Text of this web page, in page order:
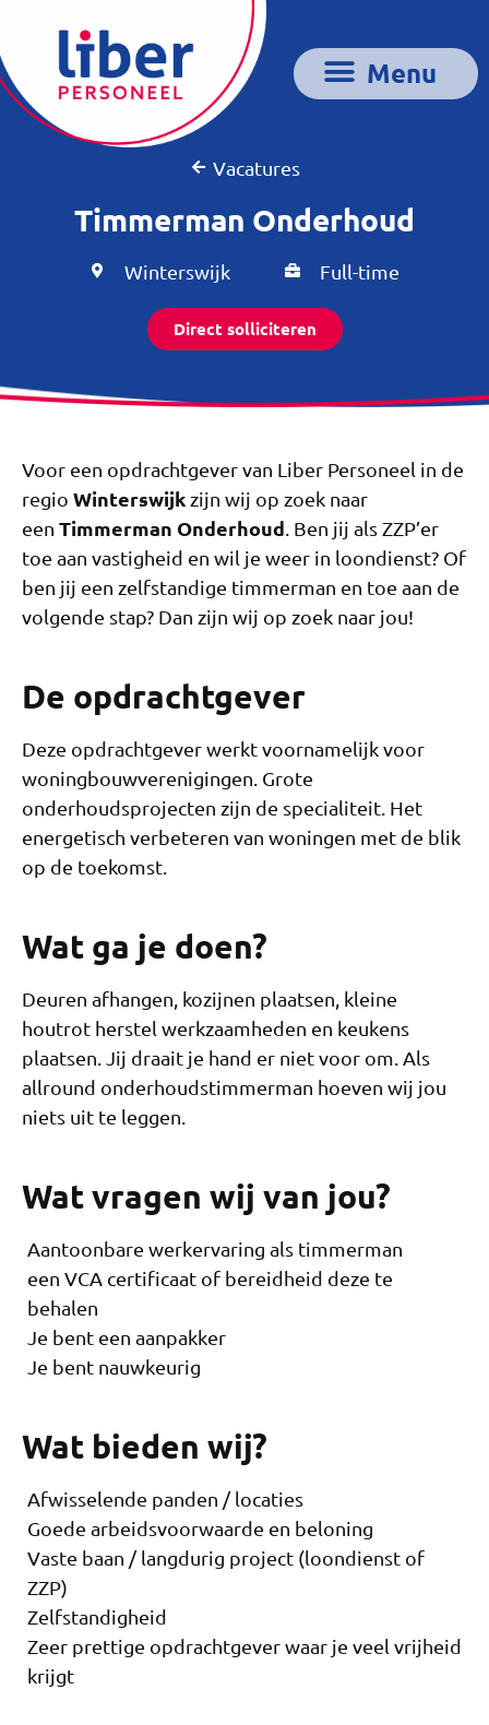
Vacatures
Timmerman Onderhoud
Winterswijk Full-time
Direct solliciteren
Voor een opdrachtgever van Liber Personeel in de
regio Winterswijk zijn wij op zoek naar
een Timmerman Onderhoud . Ben jij als ZZP’er
toe aan vastigheid en wil je weer in loondienst? Of
ben jij een zelfstandige timmerman en toe aan de
volgende stap? Dan zijn wij op zoek naar jou!
De opdrachtgever
Deze opdrachtgever werkt voornamelijk voor
woningbouwverenigingen. Grote
onderhoudsprojecten zijn de specialiteit. Het
energetisch verbeteren van woningen met de blik
op de toekomst.
Wat ga je doen?
Deuren afhangen, kozijnen plaatsen, kleine
houtrot herstel werkzaamheden en keukens
plaatsen. Jij draait je hand er niet voor om. Als
allround onderhoudstimmerman hoeven wij jou
niets uit te leggen.
Wat vragen wij van jou?
Aantoonbare werkervaring als timmerman
een VCA certificaat of bereidheid deze te
behalen
Je bent een aanpakker
Je bent nauwkeurig
Wat bieden wij?
Afwisselende panden / locaties
Goede arbeidsvoorwaarde en beloning
Vaste baan / langdurig project (loondienst of
ZZP)
Zelfstandigheid
Zeer prettige opdrachtgever waar je veel vrijheid
krijgt